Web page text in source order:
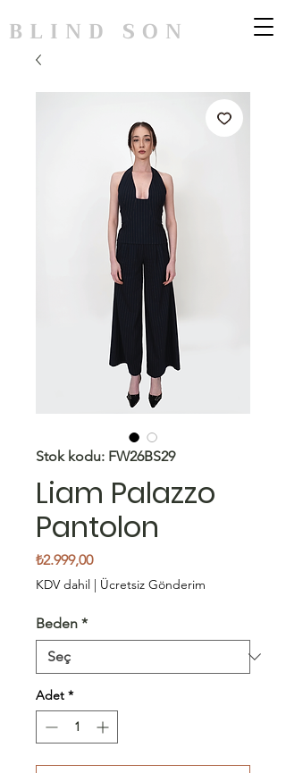
BLIND SON
Stok kodu: FW26BS29
Liam Palazzo
Pantolon
₺2.999,00Fiyat
KDV dahil | Ücretsiz Gönderim
Beden *
Adet *